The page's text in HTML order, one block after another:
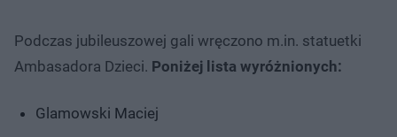
Podczas jubileuszowej gali wręczono m.in. statuetki
Ambasadora Dzieci. Poniżej lista wyróżnionych:
Glamowski Maciej